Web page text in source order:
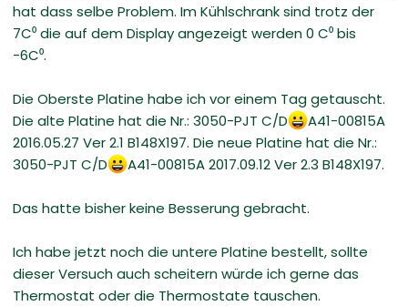
hat dass selbe Problem. Im Kühlschrank sind trotz der
7C⁰ die auf dem Display angezeigt werden 0 C⁰ bis
-6C⁰.
Die Oberste Platine habe ich vor einem Tag getauscht.
Die alte Platine hat die Nr.: 3050-PJT C/D
A41-00815A
2016.05.27 Ver 2.1 B148X197. Die neue Platine hat die Nr.:
3050-PJT C/D
A41-00815A 2017.09.12 Ver 2.3 B148X197.
Das hatte bisher keine Besserung gebracht.
Ich habe jetzt noch die untere Platine bestellt, sollte
dieser Versuch auch scheitern würde ich gerne das
Thermostat oder die Thermostate tauschen.